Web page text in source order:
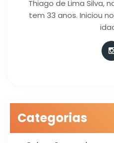
Thiago de Lima Silva,
tem 33 anos. Iniciou
Categorias